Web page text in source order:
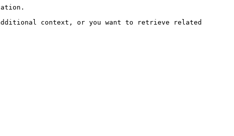
context, or you want to retrieve related